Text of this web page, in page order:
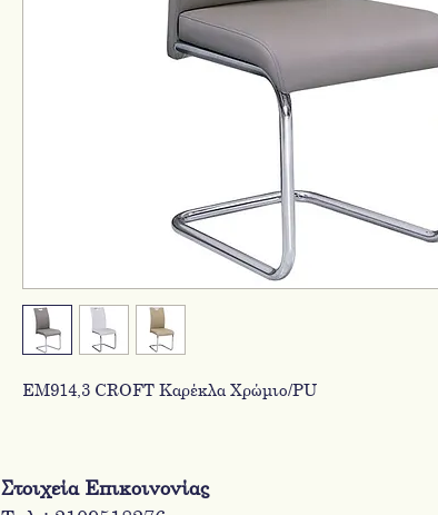
ΕΜ914,3 CROFT Καρέκλα Χρώμιο/PU
Στοιχεία Επικοινονίας